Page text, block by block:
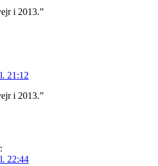
i 2013.”
21:12
i 2013.”
22:44